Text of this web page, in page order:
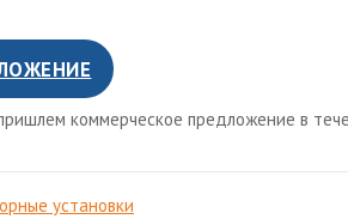
коммерческое предложение в
установки